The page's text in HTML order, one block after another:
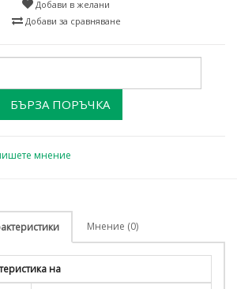
Добави в желани
Добави за сравняване
БЪРЗА ПОРЪЧКА
мнение
Мнение (0)
на